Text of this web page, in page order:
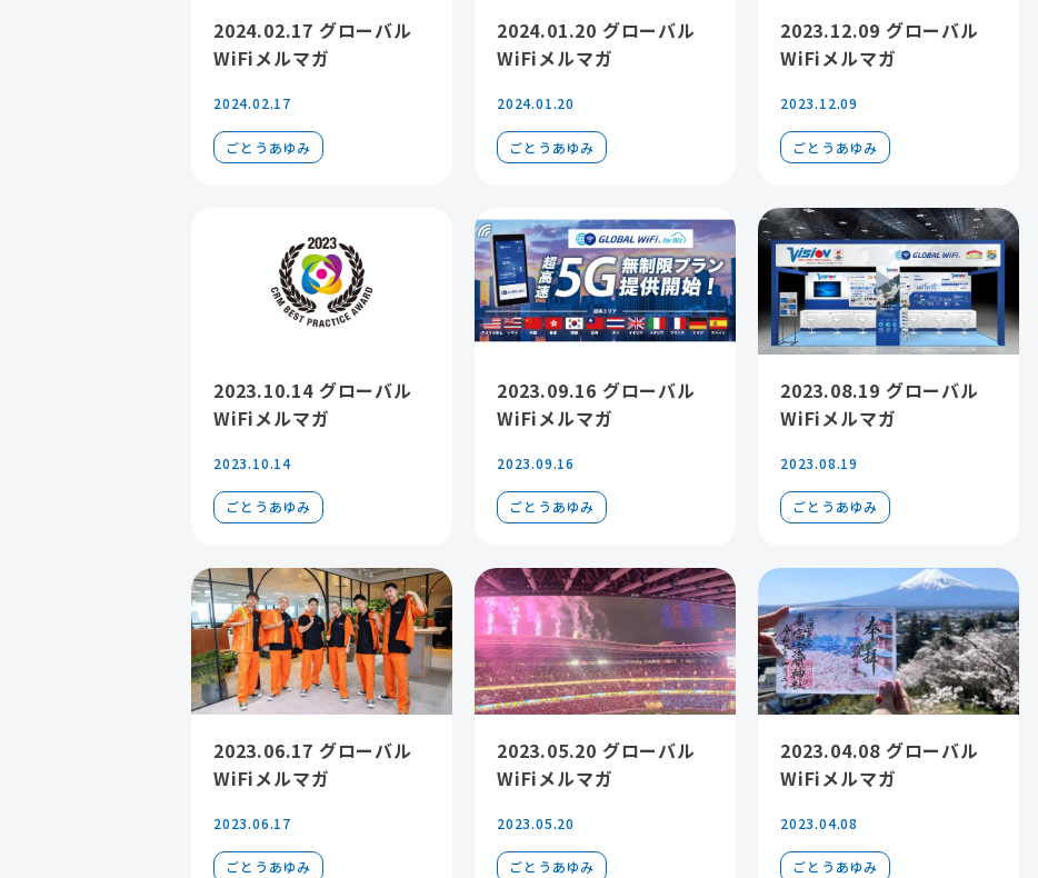
ごとうあゆみ
2024.02.17 グローバル
WiFiメルマガ
2024.02.17
ごとうあゆみ
2024.01.20 グローバル
WiFiメルマガ
2024.01.20
ごとうあゆみ
2023.12.09 グローバル
WiFiメルマガ
2023.12.09
ごとうあゆみ
2023.10.14 グローバル
WiFiメルマガ
2023.10.14
ごとうあゆみ
2023.09.16 グローバル
WiFiメルマガ
2023.09.16
ごとうあゆみ
2023.08.19 グローバル
WiFiメルマガ
2023.08.19
ごとうあゆみ
2023.06.17 グローバル
WiFiメルマガ
2023.06.17
ごとうあゆみ
2023.05.20 グローバル
WiFiメルマガ
2023.05.20
ごとうあゆみ
2023.04.08 グローバル
WiFiメルマガ
2023.04.08